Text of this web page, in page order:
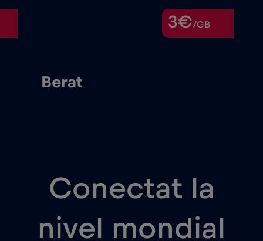
3€/GB
Berat
Conectat la
nivel mondial